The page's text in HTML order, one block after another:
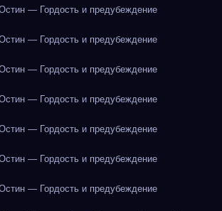
— Гордость и предубеждение
— Гордость и предубеждение
— Гордость и предубеждение
— Гордость и предубеждение
— Гордость и предубеждение
— Гордость и предубеждение
— Гордость и предубеждение